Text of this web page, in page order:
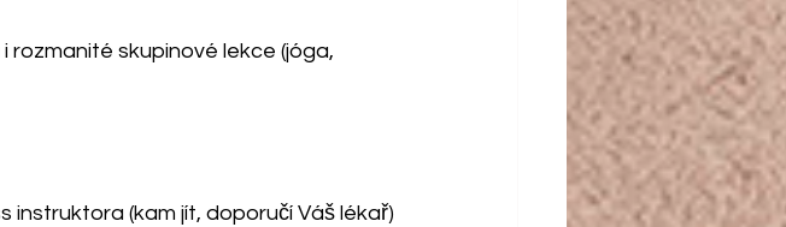
skupinové lekce (jóga,
(kam jít, doporučí Váš lékař)